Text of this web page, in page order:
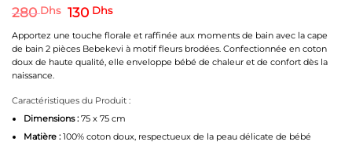
280Dhs Le
initial
était :
280 Dhs.
130 DhsLe
actuel
est :
130 Dhs.
Apportez une touche florale et raffinée aux moments de bain avec la cape
de bain 2 pièces Bebekevi à motif fleurs brodées. Confectionnée en coton
doux de haute qualité, elle enveloppe bébé de chaleur et de confort dès la
naissance.
Caractéristiques du Produit :
Dimensions :75 x 75 cm
Matière :100% coton doux, respectueux de la peau délicate de bébé